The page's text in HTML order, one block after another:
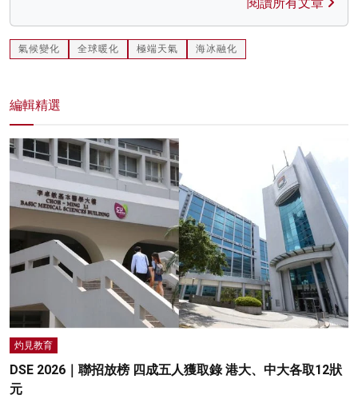
氣候變化 全球暖化 極端天氣 海冰融化
編輯精選
灼見教育
DSE 2026｜聯招放榜 四成五人獲取錄 港大、中大各取12狀
元